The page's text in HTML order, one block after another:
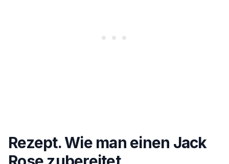
Rezept. Wie man einen Jack